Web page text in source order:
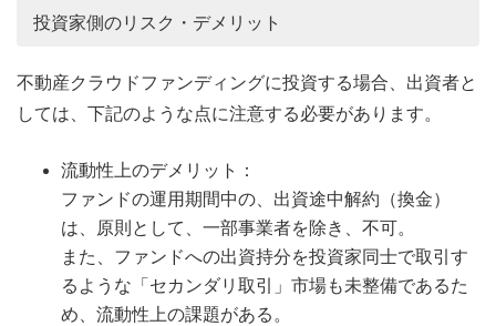
投資家側のリスク・デメリット
不動産クラウドファンディングに投資する場合、出資者と
しては、下記のような点に注意する必要があります。
流動性上のデメリット：
ファンドの運用期間中の、出資途中解約（換金）
は、原則として、一部事業者を除き、不可。
また、ファンドへの出資持分を投資家同士で取引す
るような「セカンダリ取引」市場も未整備であるた
め、流動性上の課題がある。